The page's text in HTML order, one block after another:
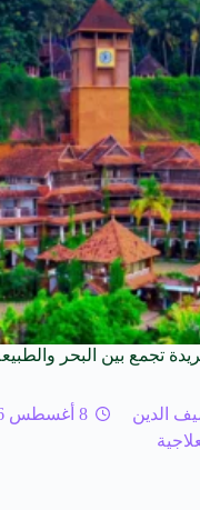
تجمع بين البحر والطبيعة
الدين
8 أغسطس 2026